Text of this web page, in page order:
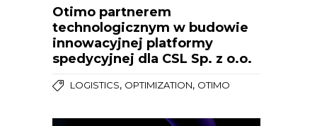
Otimo partnerem
technologicznym w budowie
innowacyjnej platformy
spedycyjnej dla CSL Sp. z o.o.
LOGISTICS, OPTIMIZATION, OTIMO